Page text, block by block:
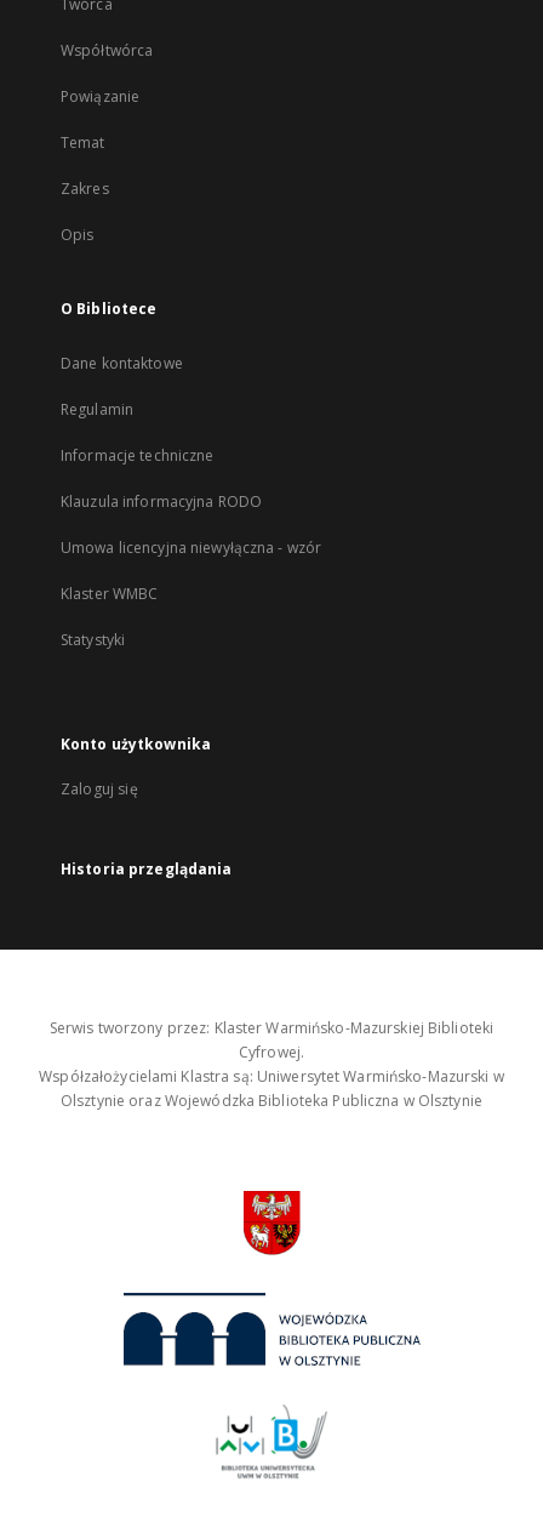
Twórca
Współtwórca
Powiązanie
Temat
Zakres
Opis
O Bibliotece
Dane kontaktowe
Regulamin
Informacje techniczne
Klauzula informacyjna RODO
Umowa licencyjna niewyłączna - wzór
Klaster WMBC
Statystyki
Konto użytkownika
Zaloguj się
Historia przeglądania
Serwis tworzony przez: Klaster Warmińsko-Mazurskiej Biblioteki
Cyfrowej.
Współzałożycielami Klastra są: Uniwersytet Warmińsko-Mazurski w
Olsztynie oraz Wojewódzka Biblioteka Publiczna w Olsztynie